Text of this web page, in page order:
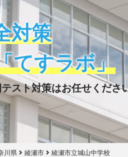
対策
てすラボ」
スト対策はお任せくださ
川県 綾瀬市 綾瀬市立城山中学校